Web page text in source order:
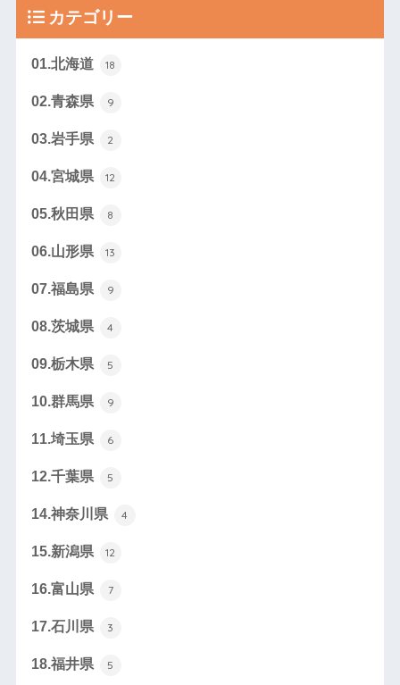
カテゴリー
01.北海道 18
02.青森県 9
03.岩手県 2
04.宮城県 12
05.秋田県 8
06.山形県 13
07.福島県 9
08.茨城県 4
09.栃木県 5
10.群馬県 9
11.埼玉県 6
12.千葉県 5
14.神奈川県 4
15.新潟県 12
16.富山県 7
17.石川県 3
18.福井県 5